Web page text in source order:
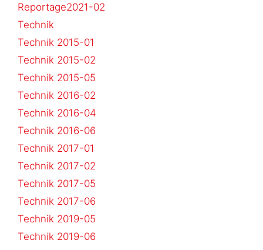
Reportage2021-02
Technik
Technik 2015-01
Technik 2015-02
Technik 2015-05
Technik 2016-02
Technik 2016-04
Technik 2016-06
Technik 2017-01
Technik 2017-02
Technik 2017-05
Technik 2017-06
Technik 2019-05
Technik 2019-06